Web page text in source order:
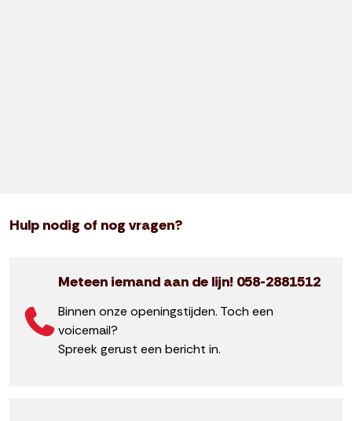
Hulp nodig of nog vragen?
Meteen iemand aan de lijn! 058-2881512
Binnen onze openingstijden. Toch een
voicemail?
Spreek gerust een bericht in.